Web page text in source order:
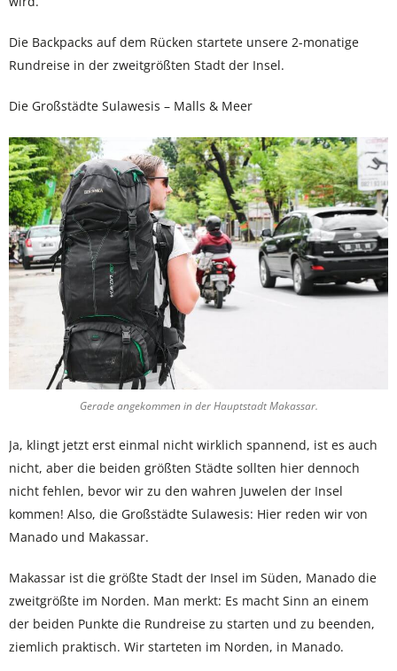
Die Backpacks auf dem Rücken startete unsere 2-monatige
Rundreise in der zweitgrößten Stadt der Insel.
Die Großstädte Sulawesis – Malls & Meer
Gerade angekommen in der Hauptstadt Makassar.
Ja, klingt jetzt erst einmal nicht wirklich spannend, ist es auch
nicht, aber die beiden größten Städte sollten hier dennoch
nicht fehlen, bevor wir zu den wahren Juwelen der Insel
kommen! Also, die Großstädte Sulawesis: Hier reden wir von
Manado und Makassar.
Makassar ist die größte Stadt der Insel im Süden, Manado die
zweitgrößte im Norden. Man merkt: Es macht Sinn an einem
der beiden Punkte die Rundreise zu starten und zu beenden,
ziemlich praktisch. Wir starteten im Norden, in Manado.